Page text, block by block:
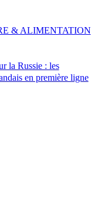
la Russie : les
en première ligne
& ALIMENTATION